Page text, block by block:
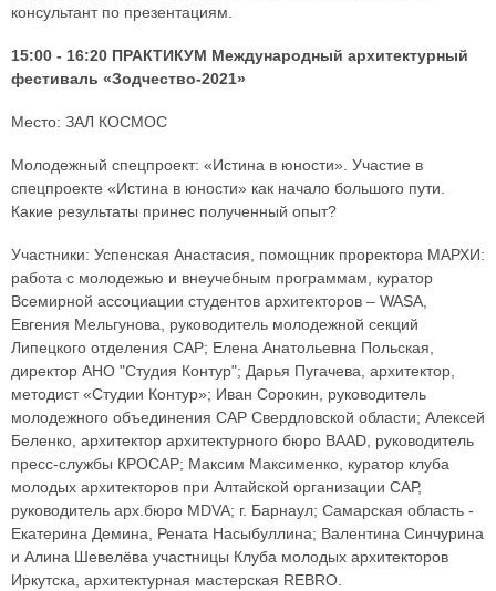
консультант по презентациям.
15:00 - 16:20 ПРАКТИКУМ Международный архитектурный
фестиваль «Зодчество-2021»
Место: ЗАЛ КОСМОС
Молодежный спецпроект: «Истина в юности». Участие в
спецпроекте «Истина в юности» как начало большого пути.
Какие результаты принес полученный опыт?
Участники: Успенская Анастасия, помощник проректора МАРХИ:
работа с молодежью и внеучебным программам, куратор
Всемирной ассоциации студентов архитекторов – WASA,
Евгения Мельгунова, руководитель молодежной секций
Липецкого отделения САР; Елена Анатольевна Польская,
директор АНО "Студия Контур"; Дарья Пугачева, архитектор,
методист «Студии Контур»; Иван Сорокин, руководитель
молодежного объединения САР Свердловской области; Алексей
Беленко, архитектор архитектурного бюро BAAD, руководитель
пресс-службы КРОСАР; Максим Максименко, куратор клуба
молодых архитекторов при Алтайской организации САР,
руководитель арх.бюро MDVA; г. Барнаул; Самарская область -
Екатерина Демина, Рената Насыбуллина; Валентина Синчурина
и Алина Шевелёва участницы Клуба молодых архитекторов
Иркутска, архитектурная мастерская REBRO.